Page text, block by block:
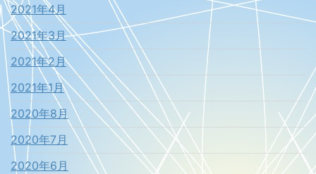
2021年4月
2021年3月
2021年2月
2021年1月
2020年8月
2020年7月
2020年6月